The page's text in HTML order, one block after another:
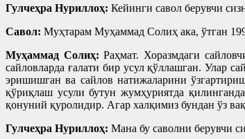
Гулчеҳра Нуриллоҳ: Кейинги савол берувчи
Савол: Муҳтарам Муҳаммад Солиҳ ака, ўтган
Муҳаммад Солиҳ: Раҳмат. Хоразмдаги
сайловларда ғалати бир усул қўллашган. Улар
эришишган ва сайлов натижаларини
қўриқлаш усули бутун жумҳуриятда
қонуний қуролидир. Агар халқимиз бундан ўз
Гулчеҳра Нуриллоҳ: Мана бу саволни берувчи